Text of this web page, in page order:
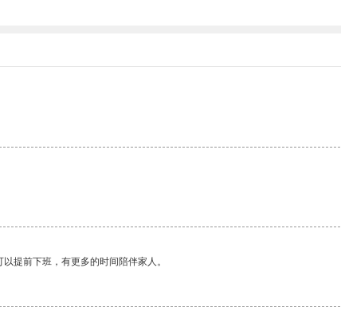
提前下班，有更多的时间陪伴家人。